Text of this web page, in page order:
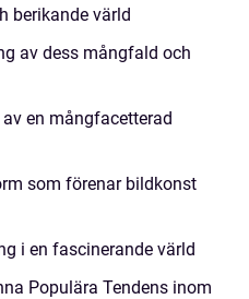
berikande värld
av dess mångfald och
en mångfacetterad
som förenar bildkonst
i en fascinerande värld
Populära Tendens inom